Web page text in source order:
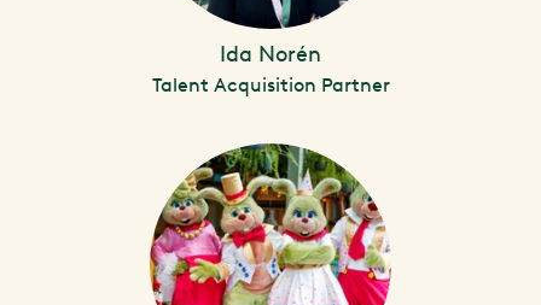
Ida Norén
Talent Acquisition Partner